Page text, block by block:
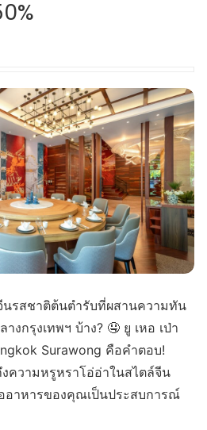
นรสชาติต้นตำรับที่ผสานความทัน
งกรุงเทพฯ บ้าง? 🤤 ยู เหอ เป่า
Surawong คือคำตอบ!
ความหรูหราโอ่อ่าในสไตล์จีน
อาหารของคุณเป็นประสบการณ์